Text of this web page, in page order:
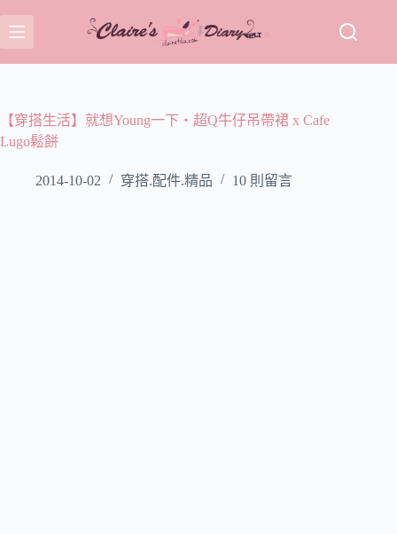
至
主
容【穿搭生活】就想Young一下‧超Q牛仔吊帶裙 x Cafe
Lugo鬆餅
2014-10-02 穿搭.配件.精品 10 則留言